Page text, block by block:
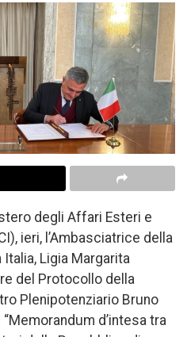
degli Affari Esteri e
ieri, l’Ambasciatrice della
Ligia Margarita
del Protocollo della
Plenipotenziario Bruno
d’intesa tra